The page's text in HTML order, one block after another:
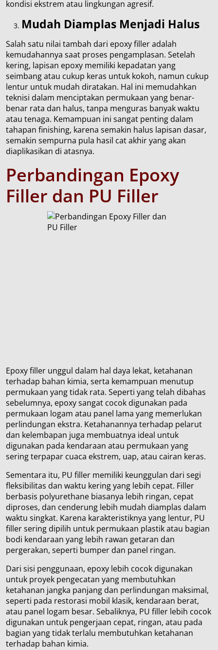
kondisi ekstrem atau lingkungan agresif.
Mudah Diamplas Menjadi Halus
Salah satu nilai tambah dari epoxy filler adalah
kemudahannya saat proses pengamplasan. Setelah
kering, lapisan epoxy memiliki kepadatan yang
seimbang atau cukup keras untuk kokoh, namun cukup
lentur untuk mudah diratakan. Hal ini memudahkan
teknisi dalam menciptakan permukaan yang benar-
benar rata dan halus, tanpa menguras banyak waktu
atau tenaga. Kemampuan ini sangat penting dalam
tahapan finishing, karena semakin halus lapisan dasar,
semakin sempurna pula hasil cat akhir yang akan
diaplikasikan di atasnya.
Perbandingan Epoxy
Filler dan PU Filler
Epoxy filler unggul dalam hal daya lekat, ketahanan
terhadap bahan kimia, serta kemampuan menutup
permukaan yang tidak rata. Seperti yang telah dibahas
sebelumnya, epoxy sangat cocok digunakan pada
permukaan logam atau panel lama yang memerlukan
perlindungan ekstra. Ketahanannya terhadap pelarut
dan kelembapan juga membuatnya ideal untuk
digunakan pada kendaraan atau permukaan yang
sering terpapar cuaca ekstrem, uap, atau cairan keras.
Sementara itu, PU filler memiliki keunggulan dari segi
fleksibilitas dan waktu kering yang lebih cepat. Filler
berbasis polyurethane biasanya lebih ringan, cepat
diproses, dan cenderung lebih mudah diamplas dalam
waktu singkat. Karena karakteristiknya yang lentur, PU
filler sering dipilih untuk permukaan plastik atau bagian
bodi kendaraan yang lebih rawan getaran dan
pergerakan, seperti bumper dan panel ringan.
Dari sisi penggunaan, epoxy lebih cocok digunakan
untuk proyek pengecatan yang membutuhkan
ketahanan jangka panjang dan perlindungan maksimal,
seperti pada restorasi mobil klasik, kendaraan berat,
atau panel logam besar. Sebaliknya, PU filler lebih cocok
digunakan untuk pengerjaan cepat, ringan, atau pada
bagian yang tidak terlalu membutuhkan ketahanan
terhadap bahan kimia.